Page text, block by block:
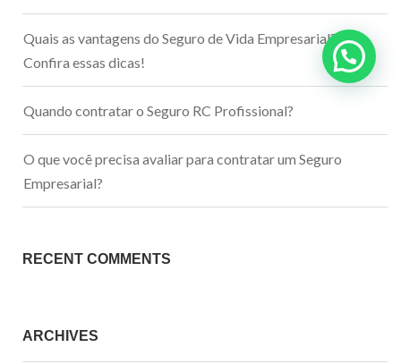
Quais as vantagens do Seguro de Vida Empresarial?
Confira essas dicas!
Quando contratar o Seguro RC Profissional?
O que você precisa avaliar para contratar um Seguro
Empresarial?
RECENT COMMENTS
ARCHIVES